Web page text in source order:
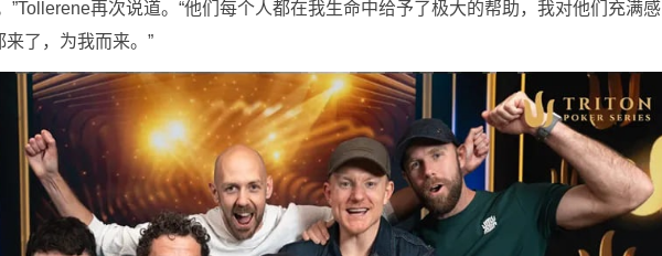
”Tollerene再次说道。“他们每个人都在我生命中给予了极大的帮助，我对他们充满感
了，为我而来。”